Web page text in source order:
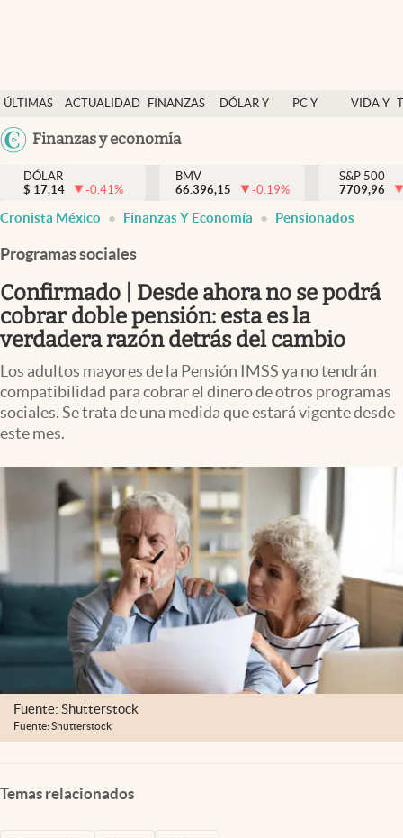
ÚLTIMAS
NOTICIAS
ACTUALIDAD
FINANZAS
DÓLAR Y
PC Y
VIDA Y
México
USA
Finanzas y economía
Actualidad
Finanzas y economía
Dólar y mercados
Pc y celular
Vida y estilo
Tv
Clima
abre en nueva pestaña
México
DÓLAR
$ 17,14 -0.41%
BMV
66.396,15
-0.19%
S&P 500
7709,96
Cronista México Finanzas Y Economía Pensionados
Programas sociales
Confirmado | Desde ahora no se podrá
cobrar doble pensión: esta es la
verdadera razón detrás del cambio
Los adultos mayores de la Pensión IMSS ya no tendrán
compatibilidad para cobrar el dinero de otros programas
sociales. Se trata de una medida que estará vigente desde
este mes.
Fuente: Shutterstock
Fuente: Shutterstock
Temas relacionados